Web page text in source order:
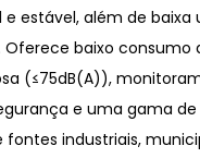
estável, além de baixa
baixo consumo
(≤75dB(A)),
e uma gama de
fontes industriais,